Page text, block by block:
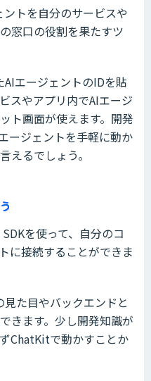
トを自分のサービスや
窓口の役割を果たすツ
エージェントのIDを貼
スやアプリ内でAIエージ
ト画面が使えます。開発
ージェントを手軽に動か
えるでしょう。
を使って、自分のコ
に接続することができま
た目やバックエンドと
きます。少し開発知識が
ChatKitで動かすことか